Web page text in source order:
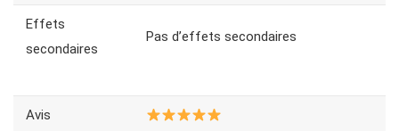
Effets
secondaires
Pas d’effets secondaires
Avis